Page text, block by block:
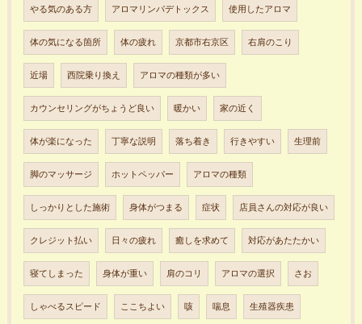
やる気のある方 アロマリンパデトックス 使用したアロマ
体の気になる箇所 体の疲れ 京都市右京区 右肩のこり
近場 西院乗り換え アロマの種類が多い
カウンセリングがちょうど良い 暖かい 家の近く
体が楽になった 丁寧な説明 落ち着き 行きやすい 生理前
脚のマッサージ ホットペッパー アロマの種類
しっかりとした施術 身体がつまる 症状 店員さんの対応が良い
クレジット払い 日々の疲れ 癒しを求めて 対応があたたかい
寝てしまった 身体が重い 肩のコリ アロマの選択 さお
しゃべるスピード ここちよい 咳 喘息 生殖器疾患